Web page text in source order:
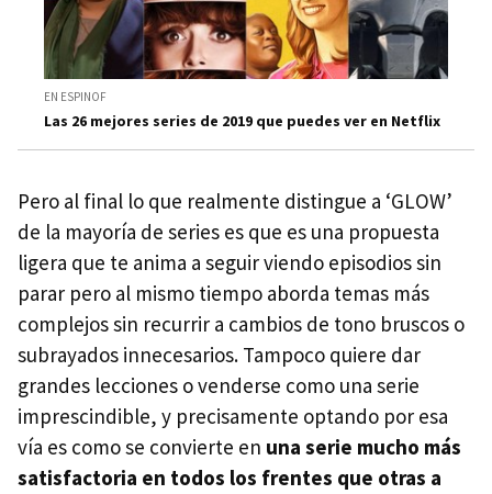
EN ESPINOF
Las 26 mejores series de 2019 que puedes ver en Netflix
Pero al final lo que realmente distingue a ‘GLOW’
de la mayoría de series es que es una propuesta
ligera que te anima a seguir viendo episodios sin
parar pero al mismo tiempo aborda temas más
complejos sin recurrir a cambios de tono bruscos o
subrayados innecesarios. Tampoco quiere dar
grandes lecciones o venderse como una serie
imprescindible, y precisamente optando por esa
vía es como se convierte en una serie mucho más
satisfactoria en todos los frentes que otras a